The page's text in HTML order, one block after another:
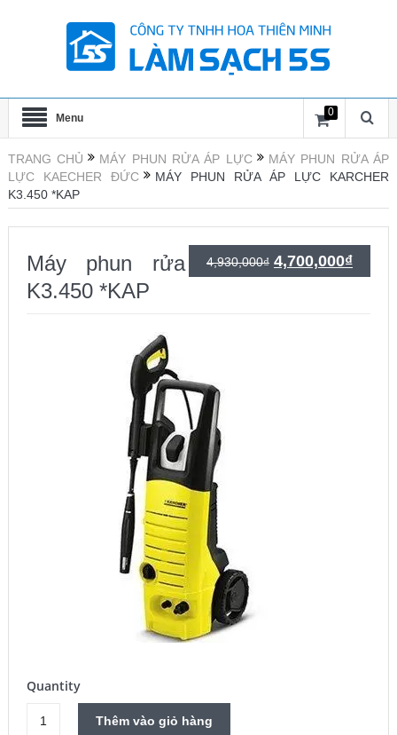
Menu 0
TRANG CHỦ MÁY PHUN RỬA ÁP LỰC
MÁY PHUN RỬA ÁP
LỰC KAECHER ĐỨC
MÁY PHUN RỬA ÁP LỰC KARCHER
K3.450 *KAP
Máy phun rửa áp lực Karcher
K3.450 *KAP
4,930,000₫ Giá
4,700,000₫Giá
Quantity
Thêm vào giỏ hàng